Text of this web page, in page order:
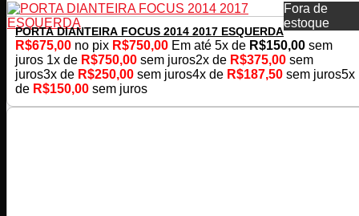
Fora de
estoque
PORTA DIANTEIRA FOCUS 2014 2017 ESQUERDA
R$675,00 no pix R$750,00 Em até 5x de R$150,00 sem
juros 1x de R$750,00 sem juros2x de R$375,00 sem
juros3x de R$250,00 sem juros4x de R$187,50 sem juros5x
de R$150,00 sem juros